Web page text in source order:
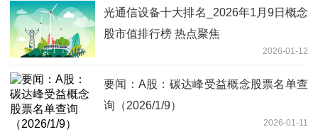
光通信设备十大排名_2026年1月9日概念
股市值排行榜 热点聚焦
2026-01-12
要闻：A股：碳达峰受益概念股票名单查
询（2026/1/9）
2026-01-11